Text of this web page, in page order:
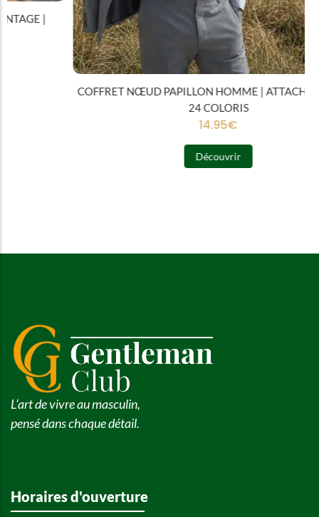
COFFRET NŒUD PAPILLON HOMME | ATTACHE RAPIDE |
24 COLORIS
L’art de vivre au masculin,
pensé dans chaque détail.
Horaires d'ouverture